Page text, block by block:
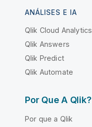
ANÁLISES E IA
Qlik Cloud Analytics
Qlik Answers
Qlik Predict
Qlik Automate
Por Que A Qlik?
Por que a Qlik